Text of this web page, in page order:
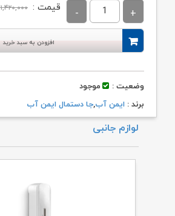
قیمت : ۱,۴۲۰,۰۰۰
افزودن به سبد خرید
وضعیت :
موجود
برند : ایمن آب,جا دستمال ایمن آب
لوازم جانبی